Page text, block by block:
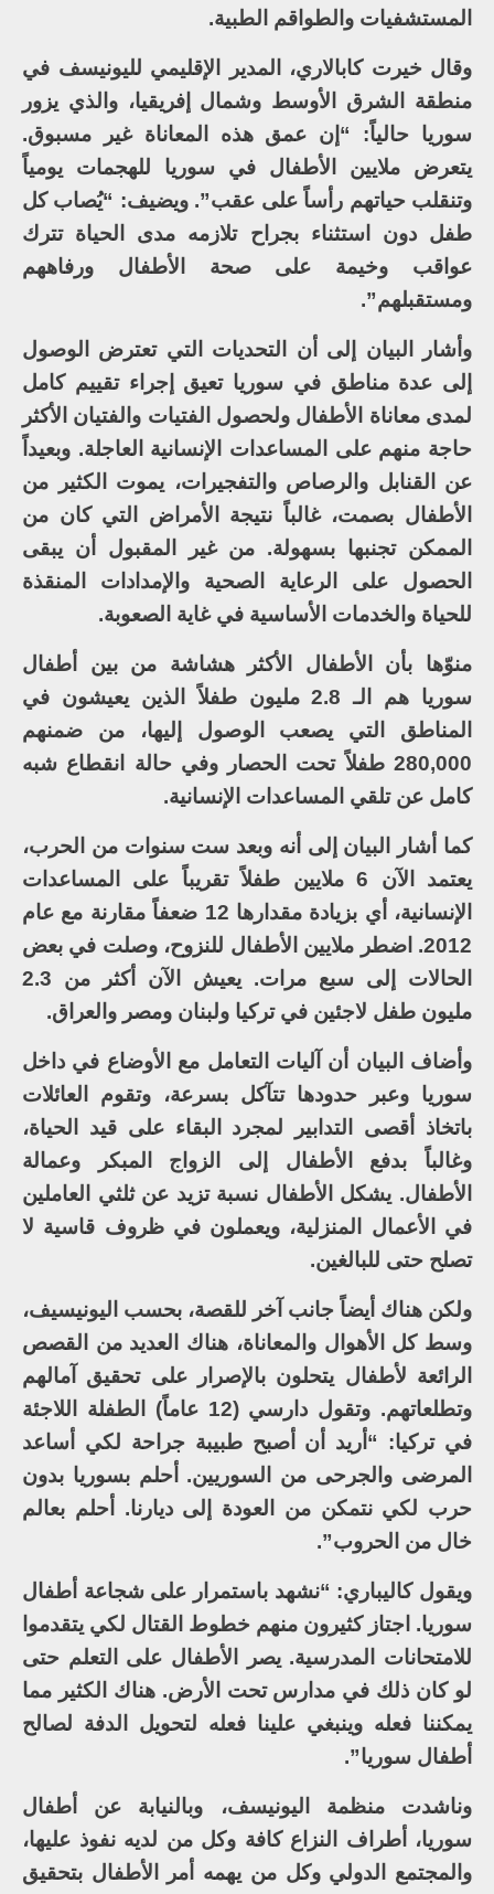
المستشفيات والطواقم الطبية.
وقال خيرت كابالاري، المدير الإقليمي لليونيسف في
منطقة الشرق الأوسط وشمال إفريقيا، والذي يزور
سوريا حالياً: “إن عمق هذه المعاناة غير مسبوق.
يتعرض ملايين الأطفال في سوريا للهجمات يومياً
وتنقلب حياتهم رأساً على عقب”. ويضيف: “يُصاب كل
طفل دون استثناء بجراح تلازمه مدى الحياة تترك
عواقب وخيمة على صحة الأطفال ورفاههم
ومستقبلهم”.
وأشار البيان إلى أن التحديات التي تعترض الوصول
إلى عدة مناطق في سوريا تعيق إجراء تقييم كامل
لمدى معاناة الأطفال ولحصول الفتيات والفتيان الأكثر
حاجة منهم على المساعدات الإنسانية العاجلة. وبعيداً
عن القنابل والرصاص والتفجيرات، يموت الكثير من
الأطفال بصمت، غالباً نتيجة الأمراض التي كان من
الممكن تجنبها بسهولة. من غير المقبول أن يبقى
الحصول على الرعاية الصحية والإمدادات المنقذة
للحياة والخدمات الأساسية في غاية الصعوبة.
منوّها بأن الأطفال الأكثر هشاشة من بين أطفال
سوريا هم الـ 2.8 مليون طفلاً الذين يعيشون في
المناطق التي يصعب الوصول إليها، من ضمنهم
280,000 طفلاً تحت الحصار وفي حالة انقطاع شبه
كامل عن تلقي المساعدات الإنسانية.
كما أشار البيان إلى أنه وبعد ست سنوات من الحرب،
يعتمد الآن 6 ملايين طفلاً تقريباً على المساعدات
الإنسانية، أي بزيادة مقدارها 12 ضعفاً مقارنة مع عام
2012. اضطر ملايين الأطفال للنزوح، وصلت في بعض
الحالات إلى سبع مرات. يعيش الآن أكثر من 2.3
مليون طفل لاجئين في تركيا ولبنان ومصر والعراق.
وأضاف البيان أن آليات التعامل مع الأوضاع في داخل
سوريا وعبر حدودها تتآكل بسرعة، وتقوم العائلات
باتخاذ أقصى التدابير لمجرد البقاء على قيد الحياة،
وغالباً بدفع الأطفال إلى الزواج المبكر وعمالة
الأطفال. يشكل الأطفال نسبة تزيد عن ثلثي العاملين
في الأعمال المنزلية، ويعملون في ظروف قاسية لا
تصلح حتى للبالغين.
ولكن هناك أيضاً جانب آخر للقصة، بحسب اليونيسيف،
وسط كل الأهوال والمعاناة، هناك العديد من القصص
الرائعة لأطفال يتحلون بالإصرار على تحقيق آمالهم
وتطلعاتهم. وتقول دارسي (12 عاماً) الطفلة اللاجئة
في تركيا: “أريد أن أصبح طبيبة جراحة لكي أساعد
المرضى والجرحى من السوريين. أحلم بسوريا بدون
حرب لكي نتمكن من العودة إلى ديارنا. أحلم بعالم
خال من الحروب”.
ويقول كاليباري: “نشهد باستمرار على شجاعة أطفال
سوريا. اجتاز كثيرون منهم خطوط القتال لكي يتقدموا
للامتحانات المدرسية. يصر الأطفال على التعلم حتى
لو كان ذلك في مدارس تحت الأرض. هناك الكثير مما
يمكننا فعله وينبغي علينا فعله لتحويل الدفة لصالح
أطفال سوريا”.
وناشدت منظمة اليونيسف، وبالنيابة عن أطفال
سوريا، أطراف النزاع كافة وكل من لديه نفوذ عليها،
والمجتمع الدولي وكل من يهمه أمر الأطفال بتحقيق